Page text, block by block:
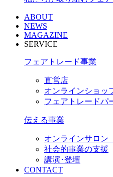
ABOUT
NEWS
MAGAZINE
SERVICE
フェアトレード事業
直営店
オンラインショッ
フェアトレードパ
伝える事業
オンラインサロン
社会的事業の支援
講演･登壇
CONTACT